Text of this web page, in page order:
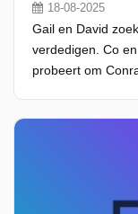
18-08-2025
Gail en David
verdedigen. Co
probeert om